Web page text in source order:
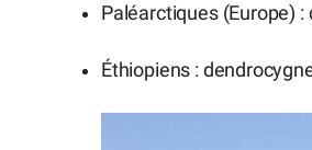
Paléarctiques (Europe) :
Éthiopiens :